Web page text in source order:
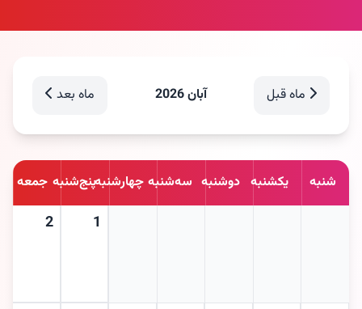
ماه قبل آبان 2026 ماه بعد
شنبه یکشنبه دوشنبه سه‌شنبه چهارشنبهپنج‌شنبه جمعه
1
2